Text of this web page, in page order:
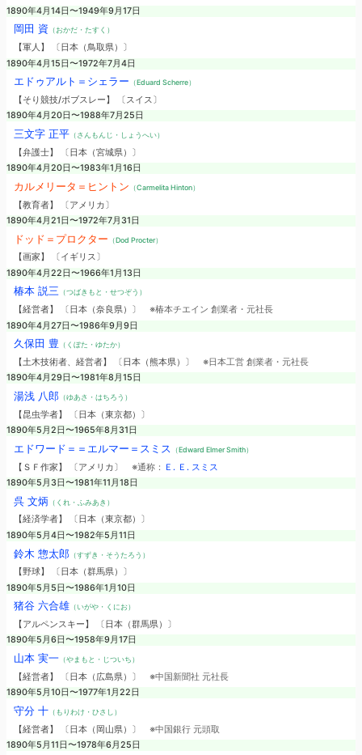
1890年4月14日〜1949年9月17日
岡田 資 （おかだ・たすく）
【軍人】 〔日本（鳥取県）〕
1890年4月15日〜1972年7月4日
エドゥアルト＝シェラー （Eduard Scherre）
【そり競技/ボブスレー】 〔スイス〕
1890年4月20日〜1988年7月25日
三文字 正平（さんもんじ・しょうへい）
【弁護士】 〔日本（宮城県）〕
1890年4月20日〜1983年1月16日
カルメリータ＝ヒントン （Carmelita Hinton）
【教育者】 〔アメリカ〕
1890年4月21日〜1972年7月31日
ドッド＝プロクター （Dod Procter）
【画家】 〔イギリス〕
1890年4月22日〜1966年1月13日
椿本 説三 （つばきもと・せつぞう）
【経営者】 〔日本（奈良県）〕 ※椿本チエイン 創業者・元社長
1890年4月27日〜1986年9月9日
久保田 豊 （くぼた・ゆたか）
【土木技術者、経営者】 〔日本（熊本県）〕 ※日本工営 創業者・元社長
1890年4月29日〜1981年8月15日
湯浅 八郎（ゆあさ・はちろう）
【昆虫学者】 〔日本（東京都）〕
1890年5月2日〜1965年8月31日
エドワード＝＝エルマー＝スミス （Edward Elmer Smith）
【ＳＦ作家】 〔アメリカ〕 ※通称：
Ｅ. Ｅ. スミス
1890年5月3日〜1981年11月18日
呉 文炳 （くれ・ふみあき）
【経済学者】 〔日本（東京都）〕
1890年5月4日〜1982年5月11日
鈴木 惣太郎（すずき・そうたろう）
【野球】 〔日本（群馬県）〕
1890年5月5日〜1986年1月10日
猪谷 六合雄（いがや・くにお）
【アルペンスキー】 〔日本（群馬県）〕
1890年5月6日〜1958年9月17日
山本 実一（やまもと・じついち）
【経営者】 〔日本（広島県）〕 ※中国新聞社 元社長
1890年5月10日〜1977年1月22日
守分 十（もりわけ・ひさし）
【経営者】 〔日本（岡山県）〕 ※中国銀行 元頭取
1890年5月11日〜1978年6月25日